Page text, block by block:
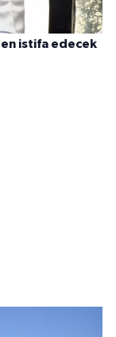
istifa edecek